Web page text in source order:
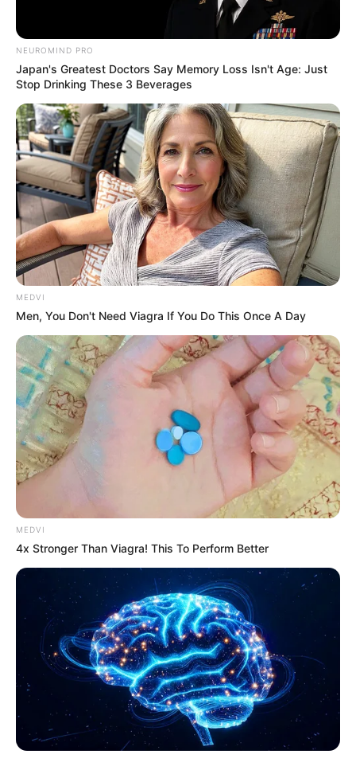
ABOUT THE AUTHOR
เจ้าหมอดู
เนื้อหาที่ได้รับการโปรโมต
'The OC' Cast Then And Now - Where Are They 20
BRAINBERRIES
NEUROMIND PRO
Japan's Greatest Doctors Say Memory Loss Isn't Age: Just
Stop Drinking These 3 Beverages
MEDVI
Men, You Don't Need Viagra If You Do This Once A Day
MEDVI
4x Stronger Than Viagra! This To Perform Better